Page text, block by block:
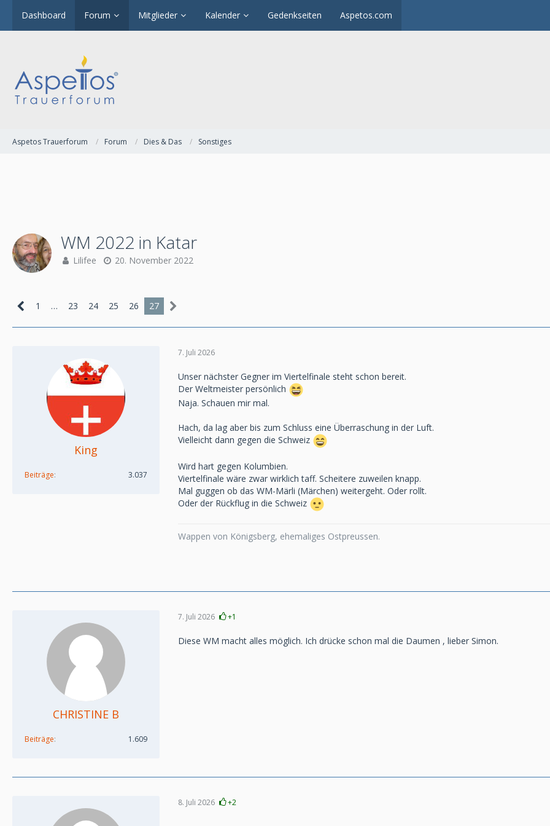
Dashboard Forum Mitglieder Kalender Gedenkseiten Aspetos.com
Aspetos Trauerforum Forum Dies & Das Sonstiges
WM 2022 in Katar
Lilifee 20. November 2022
1 … 23 24 25 26 27
King
Beiträge 3.037
7. Juli 2026
Unser nächster Gegner im Viertelfinale steht schon bereit.
Der Weltmeister persönlich
Naja. Schauen mir mal.
Hach, da lag aber bis zum Schluss eine Überraschung in der Luft.
Vielleicht dann gegen die Schweiz
Wird hart gegen Kolumbien.
Viertelfinale wäre zwar wirklich taff. Scheitere zuweilen knapp.
Mal guggen ob das WM-Märli (Märchen) weitergeht. Oder rollt.
Oder der Rückflug in die Schweiz
Wappen von Königsberg, ehemaliges Ostpreussen.
CHRISTINE B
Beiträge 1.609
7. Juli 2026 +1
Diese WM macht alles möglich. Ich drücke schon mal die Daumen , lieber Simon.
8. Juli 2026 +2